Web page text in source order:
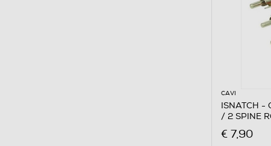
CAVI
ISNATCH -
/ 2 SPINE
€ 7,90